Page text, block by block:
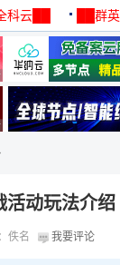
科云██
██群
◆◆◆
商业广告，理性选择
商业广告，理性选择
活动玩法介绍
佚名 我要评论